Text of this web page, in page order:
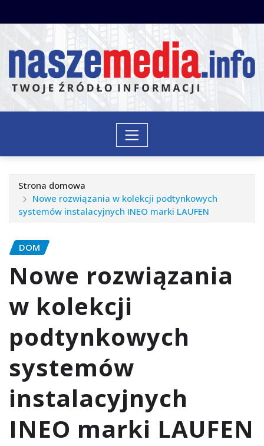
do
Strona domowa
Nowe rozwiązania w kolekcji podtynkowych
systemów instalacyjnych INEO marki LAUFEN
DOM
Nowe rozwiązania
w kolekcji
podtynkowych
systemów
instalacyjnych
INEO marki LAUFEN